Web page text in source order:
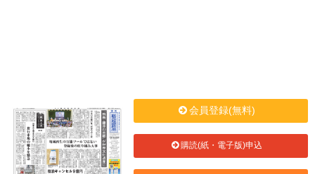
会員登録(無料)
購読(紙・電子版)申込